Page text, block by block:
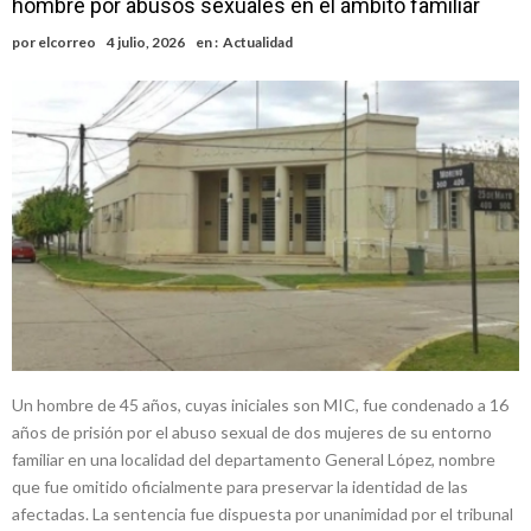
Firmat: “Codo a codo” lanza una campaña de recolección de
golosinas para agasajar a los niños en su día
Vuelve el básquet: este viernes arranca el Clausura con agenda
confirmada y planteles renovados
Güemes y Mariano Vera
hombre por abusos sexuales en el ámbito familiar
por elcorreo 4 julio, 2026 en : Actualidad
Un hombre de 45 años, cuyas iniciales son MIC, fue condenado a 16
años de prisión por el abuso sexual de dos mujeres de su entorno
familiar en una localidad del departamento General López, nombre
que fue omitido oficialmente para preservar la identidad de las
afectadas. La sentencia fue dispuesta por unanimidad por el tribunal